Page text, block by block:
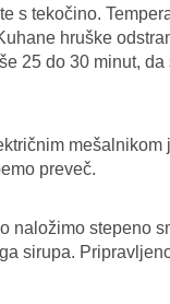
s tekočino.
hruške
25 do 30 minut,
mešalnikom
preveč.
naložimo stepeno
sirupa.